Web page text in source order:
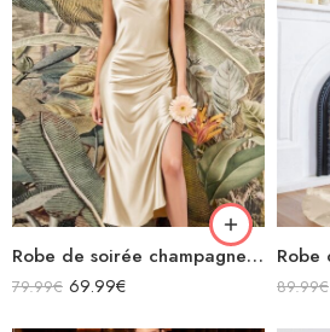
Robe de soirée champagne en satin col bénitier mi longue fendue à bretelles sans manches
79.99€ 69.99€ 89.99€